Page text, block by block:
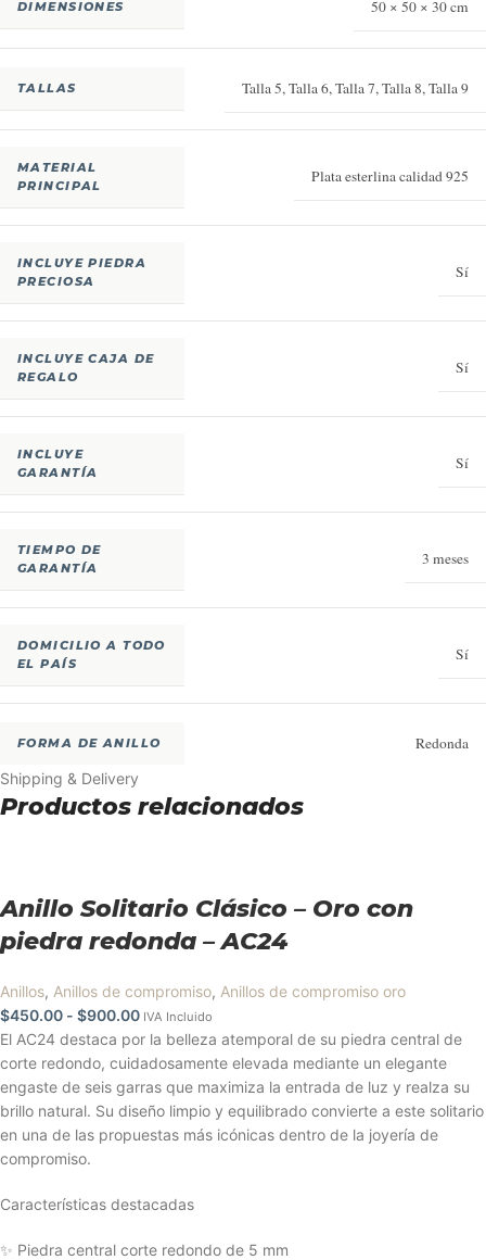
DIMENSIONES 50 × 50 × 30 cm
TALLAS Talla 5, Talla 6, Talla 7, Talla 8, Talla 9
MATERIAL
PRINCIPAL
Plata esterlina calidad 925
INCLUYE PIEDRA
PRECIOSA
Sí
INCLUYE CAJA DE
REGALO
Sí
INCLUYE
GARANTÍA
Sí
TIEMPO DE
GARANTÍA
3 meses
DOMICILIO A TODO
EL PAÍS
Sí
FORMA DE ANILLO Redonda
Shipping & Delivery
Productos relacionados
Anillo Solitario Clásico – Oro con
piedra redonda – AC24
Anillos, Anillos de compromiso, Anillos de compromiso oro
$450.00 - $900.00 IVA Incluido
El AC24 destaca por la belleza atemporal de su piedra central de
corte redondo, cuidadosamente elevada mediante un elegante
engaste de seis garras que maximiza la entrada de luz y realza su
brillo natural. Su diseño limpio y equilibrado convierte a este solitario
en una de las propuestas más icónicas dentro de la joyería de
compromiso.
Características destacadas
✨ Piedra central corte redondo de 5 mm